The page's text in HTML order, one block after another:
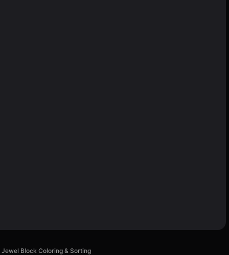
Jewel Block Coloring & Sorting